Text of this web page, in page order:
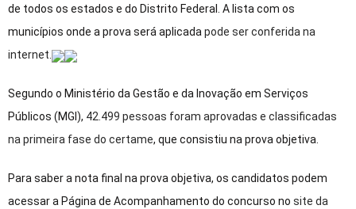
de todos os estados e do Distrito Federal. A lista com os
municípios onde a prova será aplicadapode ser conferida na
internet.
Segundo o Ministério da Gestão e da Inovação em Serviços
Públicos (MGI), 42.499 pessoas foram aprovadas e classificadas
na primeira fase do certame, que consistiu na prova objetiva.
Para saber a nota final na prova objetiva, os candidatos podem
acessar a Página de Acompanhamento do concurso no site da